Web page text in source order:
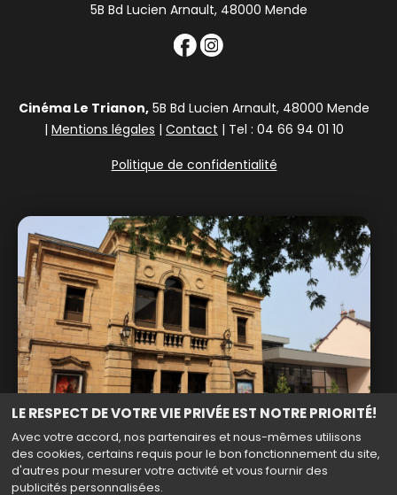
LE RESPECT DE VOTRE VIE PRIVÉE EST NOTRE PRIORITÉ!
Avec votre accord, nos partenaires et nous-mêmes utilisons
des cookies, certains requis pour le bon fonctionnement du site,
d'autres pour mesurer votre activité et vous fournir des
publicités personnalisées.
5B Bd Lucien Arnault, 48000 Mende
Cinéma Le Trianon, 5B Bd Lucien Arnault, 48000 Mende
| Mentions légales | Contact | Tel : 04 66 94 01 10
Politique de confidentialité